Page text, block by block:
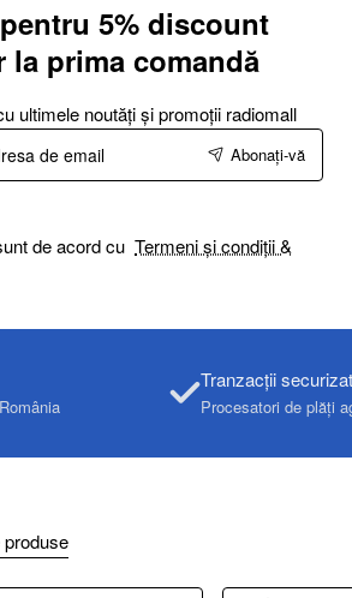
5% discount
la prima comandă
ultimele noutăți și promoții radiomall
Abonați-vă
de acord cu Termeni și condiții &
Tranzacții
Procesatori de plăți